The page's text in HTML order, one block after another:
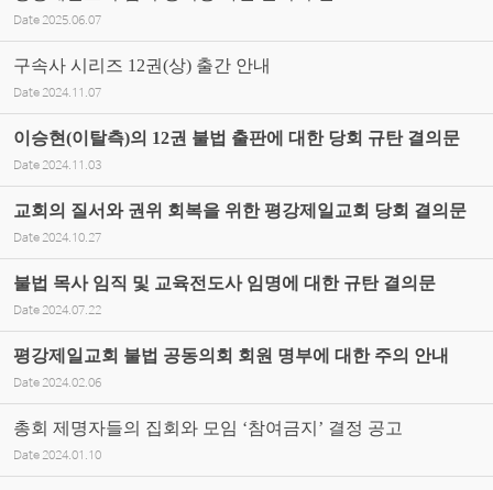
Date 2025.06.07
구속사 시리즈 12권(상) 출간 안내
Date 2024.11.07
이승현(이탈측)의 12권 불법 출판에 대한 당회 규탄 결의문
Date 2024.11.03
교회의 질서와 권위 회복을 위한 평강제일교회 당회 결의문
Date 2024.10.27
불법 목사 임직 및 교육전도사 임명에 대한 규탄 결의문
Date 2024.07.22
평강제일교회 불법 공동의회 회원 명부에 대한 주의 안내
Date 2024.02.06
총회 제명자들의 집회와 모임 ‘참여금지’ 결정 공고
Date 2024.01.10